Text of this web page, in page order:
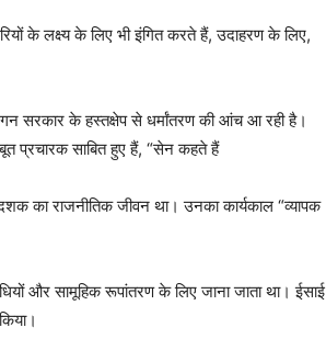
के लक्ष्य के लिए भी इंगित करते हैं, उदाहरण के लिए,
सरकार के हस्तक्षेप से धर्मांतरण की आंच आ रही है।
प्रचारक साबित हुए हैं, “सेन कहते हैं
का राजनीतिक जीवन था। उनका कार्यकाल “व्यापक
और सामूहिक रूपांतरण के लिए जाना जाता था। ईसाई